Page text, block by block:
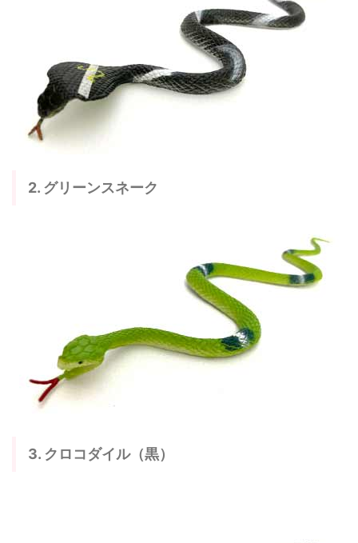
2. グリーンスネーク
3. クロコダイル（黒）